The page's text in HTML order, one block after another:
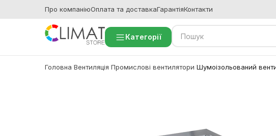
Про компаніюОплата та доставкаГарантіяКонтакти
Категорії
Головна Вентиляція Промислові вентилятори Шумоізольований